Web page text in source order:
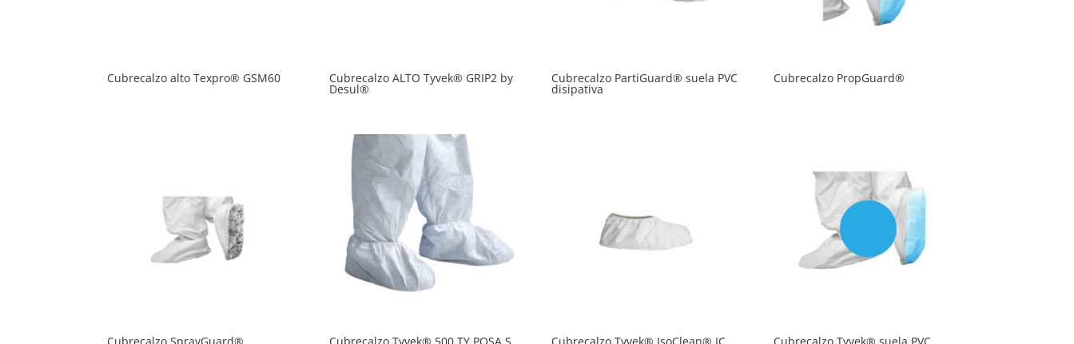
Cubrecalzo alto Texpro® GSM60 Cubrecalzo ALTO Tyvek® GRIP2 by
Desul®
Cubrecalzo PartiGuard® suela PVC
disipativa
Cubrecalzo PropGuard®